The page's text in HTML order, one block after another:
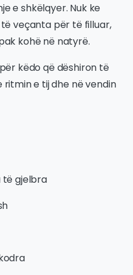
e shkëlqyer. Nuk ke
veçanta për të filluar,
kohë në natyrë.
këdo që dëshiron të
e tij dhe në vendin
të gjelbra